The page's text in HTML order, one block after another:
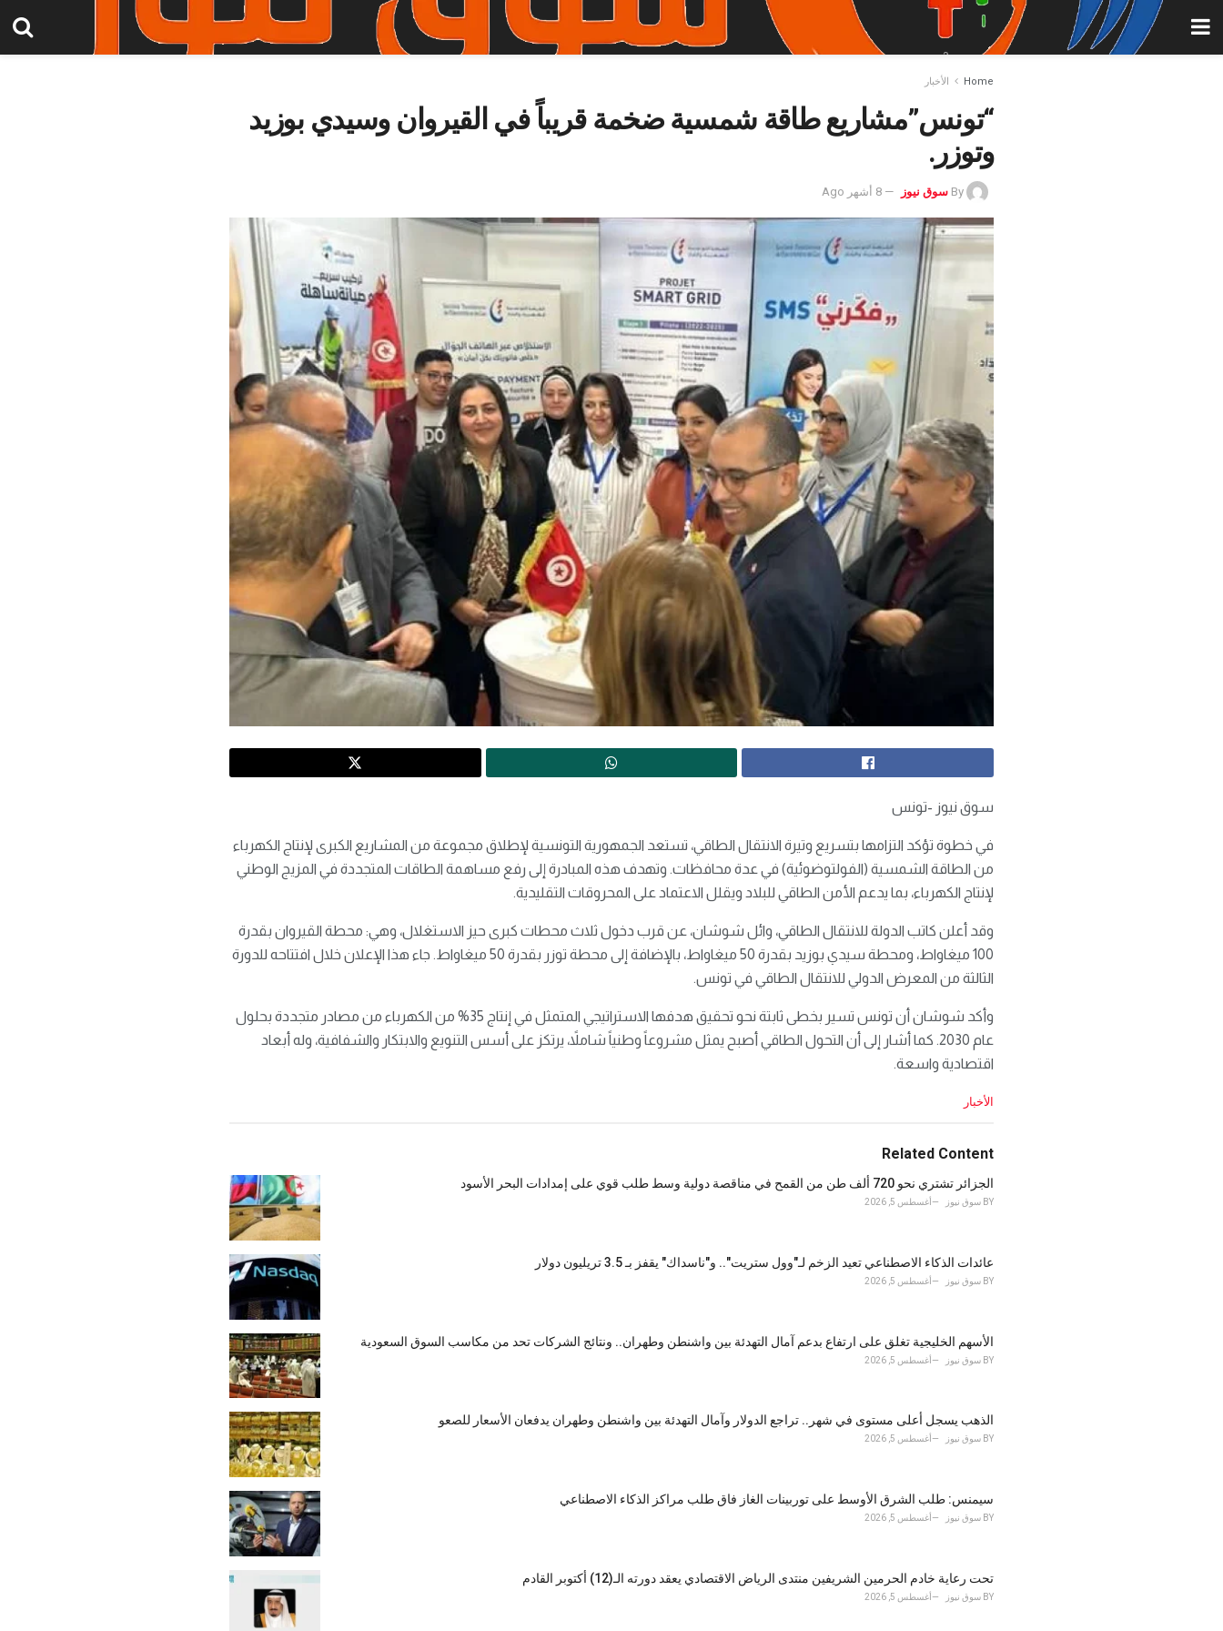
Home الأخبار
“تونس”مشاريع طاقة شمسية ضخمة قريباً في القيروان وسيدي بوزيد
وتوزر.
By سوق نيوز 8 أشهر Ago
سوق نيوز -تونس
في خطوة تؤكد التزامها بتسريع وتيرة الانتقال الطاقي، تستعد الجمهورية التونسية لإطلاق مجموعة من المشاريع الكبرى لإنتاج الكهرباء
من الطاقة الشمسية (الفولتوضوئية) في عدة محافظات. وتهدف هذه المبادرة إلى رفع مساهمة الطاقات المتجددة في المزيج الوطني
لإنتاج الكهرباء، بما يدعم الأمن الطاقي للبلاد ويقلل الاعتماد على المحروقات التقليدية.
وقد أعلن كاتب الدولة للانتقال الطاقي، وائل شوشان، عن قرب دخول ثلاث محطات كبرى حيز الاستغلال، وهي: محطة القيروان بقدرة
100 ميغاواط، ومحطة سيدي بوزيد بقدرة 50 ميغاواط، بالإضافة إلى محطة توزر بقدرة 50 ميغاواط. جاء هذا الإعلان خلال افتتاحه للدورة
الثالثة من المعرض الدولي للانتقال الطاقي في تونس.
وأكد شوشان أن تونس تسير بخطى ثابتة نحو تحقيق هدفها الاستراتيجي المتمثل في إنتاج 35% من الكهرباء من مصادر متجددة بحلول
عام 2030. كما أشار إلى أن التحول الطاقي أصبح يمثل مشروعاً وطنياً شاملاً، يرتكز على أسس التنويع والابتكار والشفافية، وله أبعاد
اقتصادية واسعة.
C
e
o
r
:
الأخبار
Related Content
الجزائر تشتري نحو 720 ألف طن من القمح في مناقصة دولية وسط طلب قوي على إمدادات البحر الأسود
BY سوق نيوز أغسطس 5, 2026
عائدات الذكاء الاصطناعي تعيد الزخم لـ"وول ستريت".. و"ناسداك" يقفز بـ 3.5 تريليون دولار
BY سوق نيوز أغسطس 5, 2026
الأسهم الخليجية تغلق على ارتفاع بدعم آمال التهدئة بين واشنطن وطهران.. ونتائج الشركات تحد من مكاسب السوق السعودية
BY سوق نيوز أغسطس 5, 2026
الذهب يسجل أعلى مستوى في شهر.. تراجع الدولار وآمال التهدئة بين واشنطن وطهران يدفعان الأسعار للصعو
BY سوق نيوز أغسطس 5, 2026
سيمنس: طلب الشرق الأوسط على توربينات الغاز فاق طلب مراكز الذكاء الاصطناعي
BY سوق نيوز أغسطس 5, 2026
تحت رعاية خادم الحرمين الشريفين منتدى الرياض الاقتصادي يعقد دورته الـ(12) أكتوبر القادم
BY سوق نيوز أغسطس 5, 2026